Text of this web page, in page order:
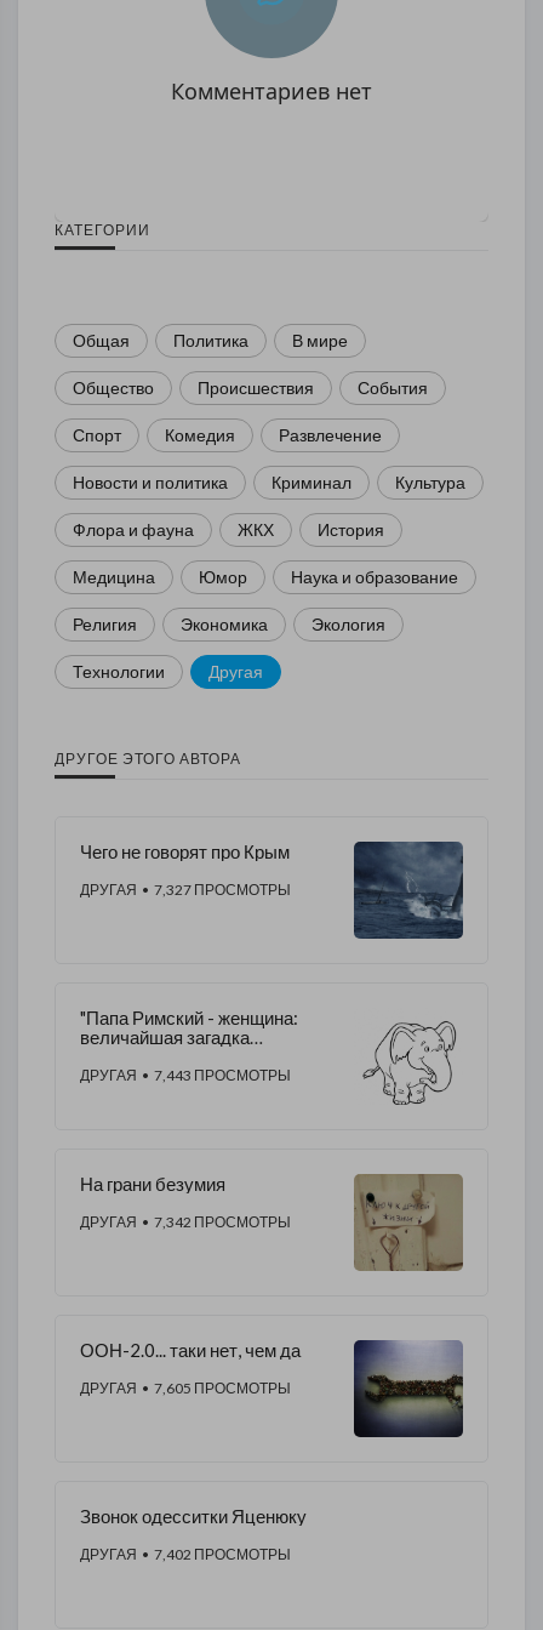
Комментариев нет
КАТЕГОРИИ
Общая Политика В мире
Общество Происшествия События
Спорт Комедия Развлечение
Новости и политика Криминал Культура
Флора и фауна ЖКХ История
Медицина Юмор Наука и образование
Религия Экономика Экология
Технологии Другая
ДРУГОЕ ЭТОГО АВТОРА
Чего не говорят про Крым
ДРУГАЯ • 7,327 ПРОСМОТРЫ
"Папа Римский - женщина:
величайшая загадка
Извини-и-те...
ДРУГАЯ • 7,443 ПРОСМОТРЫ
На грани безумия
ДРУГАЯ • 7,342 ПРОСМОТРЫ
​ООН-2.0... таки нет, чем да
ДРУГАЯ • 7,605 ПРОСМОТРЫ
Звонок одесситки Яценюку
ДРУГАЯ • 7,402 ПРОСМОТРЫ